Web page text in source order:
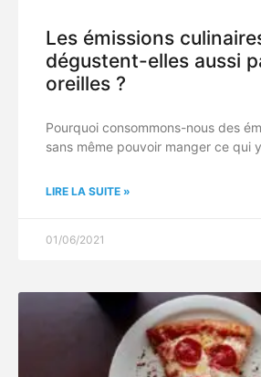
Les émissions
dégustent-elles aussi
oreilles ?
Pourquoi consommons-nous des
sans même pouvoir manger ce qui
LIRE LA SUITE »
01/06/2021